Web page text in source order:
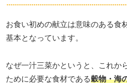
お食い初めの献立は意味のある食
基本となっています。
なぜ一汁三菜かというと、これか
ために必要な食材である穀物・海